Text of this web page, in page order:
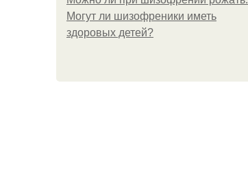
Могут ли шизофреники иметь
здоровых детей?